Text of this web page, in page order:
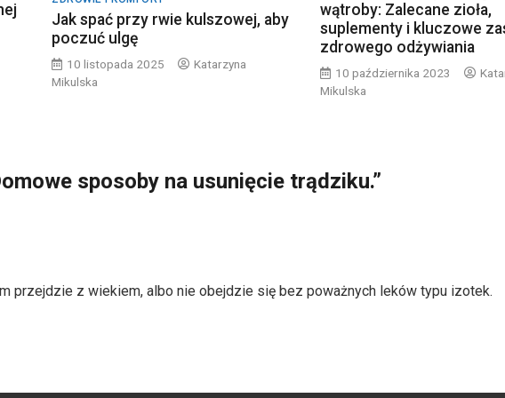
Jak spać przy rwie kulszowej, aby
poczuć ulgę
10 listopada 2025
Katarzyna
Mikulska
wątroby: Zalecane zioła,
suplementy i kluczowe
zdrowego odżywiania
10 października 2023
Mikulska
sposoby na usunięcie trądziku.”
przejdzie z wiekiem, albo nie obejdzie się bez poważnych leków typu izotek.